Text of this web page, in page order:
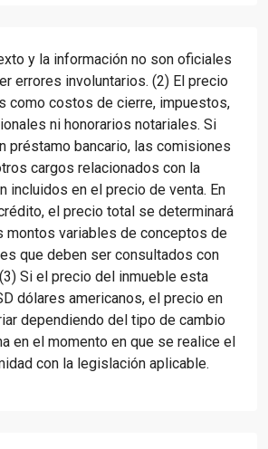
y la información no son oficiales
errores involuntarios. (2) El precio
como costos de cierre, impuestos,
ni honorarios notariales. Si
préstamo bancario, las comisiones
cargos relacionados con la
incluidos en el precio de venta. En
el precio total se determinará
montos variables de conceptos de
que deben ser consultados con
Si el precio del inmueble esta
dólares americanos, el precio en
dependiendo del tipo de cambio
en el momento en que se realice el
con la legislación aplicable.